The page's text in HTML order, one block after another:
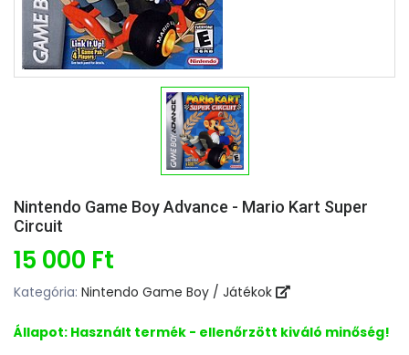
Nintendo Game Boy Advance - Mario Kart Super
Circuit
15 000 Ft
Kategória: Nintendo Game Boy / Játékok
Állapot: Használt termék - ellenőrzött kiváló minőség!